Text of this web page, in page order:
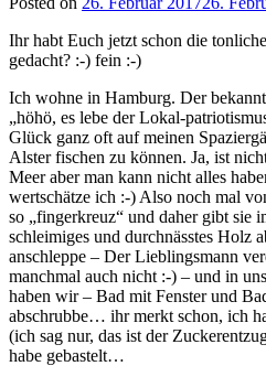
Ihr habt Euch jetzt schon die
gedacht? :-) fein :-)
Ich wohne in Hamburg. Der
„höhö, es lebe der Lokal-
Glück ganz oft auf meinen
Alster fischen zu können. Ja, ist
Meer aber man kann nicht alles
wertschätze ich :-) Also noch mal
so „fingerkreuz“ und daher gibt sie
schleimiges und durchnässtes Holz
anschleppe – Der Lieblingsmann
manchmal auch nicht :-) – und in
haben wir – Bad mit Fenster und
abschrubbe… ihr merkt schon, ich
(ich sag nur, das ist der
habe gebastelt…